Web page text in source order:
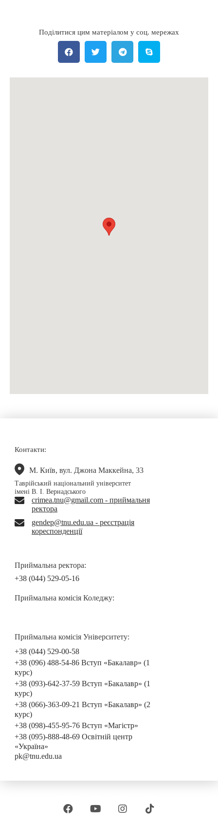
Поділитися цим матеріалом у соц. мережах
Контакти:
М. Київ, вул. Джона Маккейна, 33
Таврійський національний університет
імені В. І. Вернадського
crimea.tnu@gmail.com - приймальня
ректора
gendep@tnu.edu.ua - реєстрація
кореспонденції
Приймальна ректора:
+38 (044) 529-05-16
Приймальна комісія Коледжу:
Приймальна комісія Університету:
+38 (044) 529-00-58
+38 (096) 488-54-86 Вступ «Бакалавр» (1
курс)
+38 (093)-642-37-59 Вступ «Бакалавр» (1
курс)
+38 (066)-363-09-21 Вступ «Бакалавр» (2
курс)
+38 (098)-455-95-76 Вступ «Магістр»
+38 (095)-888-48-69 Освітній центр
«Україна»
pk@tnu.edu.ua